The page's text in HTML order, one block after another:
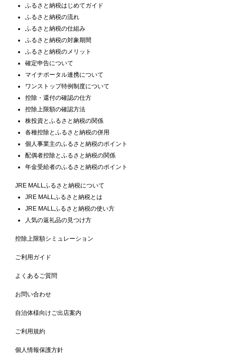
ふるさと納税はじめてガイド
ふるさと納税の流れ
ふるさと納税の仕組み
ふるさと納税の対象期間
ふるさと納税のメリット
確定申告について
マイナポータル連携について
ワンストップ特例制度について
控除・還付の確認の仕方
控除上限額の確認方法
株投資とふるさと納税の関係
各種控除とふるさと納税の併用
個人事業主のふるさと納税のポイント
配偶者控除とふるさと納税の関係
年金受給者のふるさと納税のポイント
JRE MALLふるさと納税について
JRE MALLふるさと納税とは
JRE MALLふるさと納税の使い方
人気の返礼品の見つけ方
控除上限額シミュレーション
ご利用ガイド
よくあるご質問
お問い合わせ
自治体様向けご出店案内
ご利用規約
個人情報保護方針